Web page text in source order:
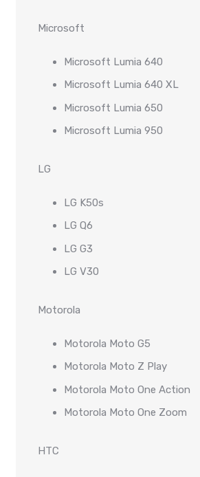
Microsoft
Microsoft Lumia 640
Microsoft Lumia 640 XL
Microsoft Lumia 650
Microsoft Lumia 950
LG
LG K50s
LG Q6
LG G3
LG V30
Motorola
Motorola Moto G5
Motorola Moto Z Play
Motorola Moto One Action
Motorola Moto One Zoom
HTC